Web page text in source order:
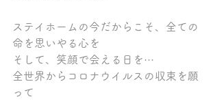
ステイホームの今だからこそ、全ての
命を思いやる心を
そして、笑顔で会える日を···
全世界からコロナウイルスの収束を願
って